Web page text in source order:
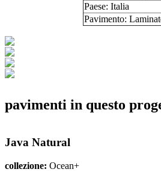
Paese: Italia
Pavimento:
pavimenti in questo
Java Natural
collezione: Ocean+